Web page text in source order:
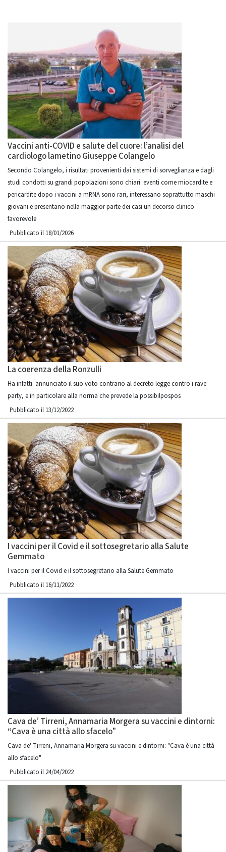
Vaccini anti-COVID e salute del cuore: l’analisi del
cardiologo lametino Giuseppe Colangelo
Secondo Colangelo, i risultati provenienti dai sistemi di sorveglianza e dagli
studi condotti su grandi popolazioni sono chiari: eventi come miocardite e
pericardite dopo i vaccini a mRNA sono rari, interessano soprattutto maschi
giovani e presentano nella maggior parte dei casi un decorso clinico
favorevole
Pubblicato il 18/01/2026
La coerenza della Ronzulli
Ha infatti annunciato il suo voto contrario al decreto legge contro i rave
party, e in particolare alla norma che prevede la possibilpospos
Pubblicato il 13/12/2022
I vaccini per il Covid e il sottosegretario alla Salute
Gemmato
I vaccini per il Covid e il sottosegretario alla Salute Gemmato
Pubblicato il 16/11/2022
Cava de’ Tirreni, Annamaria Morgera su vaccini e dintorni:
“Cava è una città allo sfacelo”
Cava de' Tirreni, Annamaria Morgera su vaccini e dintorni: "Cava è una città
allo sfacelo"
Pubblicato il 24/04/2022